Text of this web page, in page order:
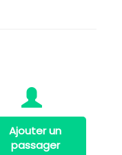
Ajouter un
passager